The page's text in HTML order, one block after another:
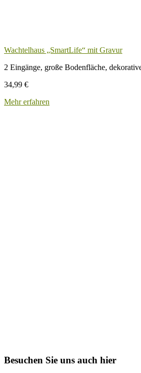
Wachtelhaus „SmartLife“ mit Gravur
2 Eingänge, große Bodenfläche,
34,99 €
Mehr erfahren
Besuchen Sie uns auch hier